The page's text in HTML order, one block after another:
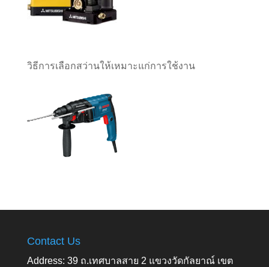
วิธีการเลือกสว่านให้เหมาะแก่การใช้งาน
Contact Us
Address: 39 ถ.เทศบาลสาย 2 แขวงวัดกัลยาณ์ เขต